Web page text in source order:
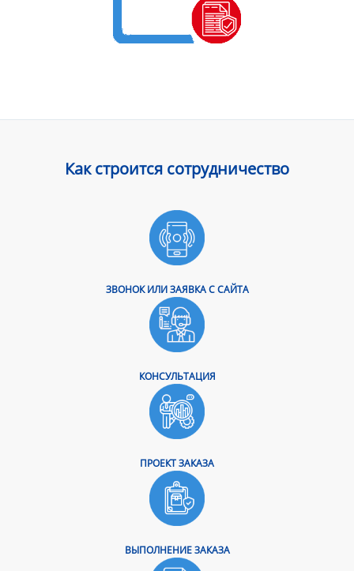
Как строится сотрудничество
ЗВОНОК ИЛИ ЗАЯВКА С САЙТА
КОНСУЛЬТАЦИЯ
ПРОЕКТ ЗАКАЗА
ВЫПОЛНЕНИЕ ЗАКАЗА